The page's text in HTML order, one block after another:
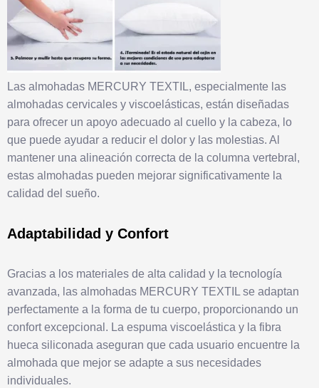
Las almohadas MERCURY TEXTIL, especialmente las
almohadas cervicales y viscoelásticas, están diseñadas
para ofrecer un apoyo adecuado al cuello y la cabeza, lo
que puede ayudar a reducir el dolor y las molestias. Al
mantener una alineación correcta de la columna vertebral,
estas almohadas pueden mejorar significativamente la
calidad del sueño.
Adaptabilidad y Confort
Gracias a los materiales de alta calidad y la tecnología
avanzada, las almohadas MERCURY TEXTIL se adaptan
perfectamente a la forma de tu cuerpo, proporcionando un
confort excepcional. La espuma viscoelástica y la fibra
hueca siliconada aseguran que cada usuario encuentre la
almohada que mejor se adapte a sus necesidades
individuales.